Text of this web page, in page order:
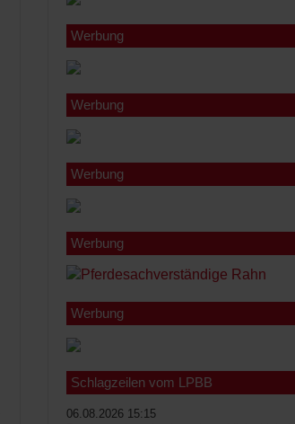
Werbung
Werbung
Werbung
Werbung
Werbung
Schlagzeilen vom LPBB
06.08.2026 15:15